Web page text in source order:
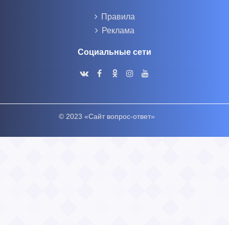
Правила
Реклама
Социальные сети
© 2023 «Сайт вопрос-ответ»